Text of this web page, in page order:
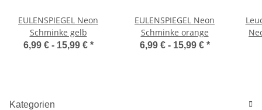
EULENSPIEGEL Neon
Schminke gelb
6,99 € - 15,99 € *
EULENSPIEGEL Neon
Schminke orange
6,99 € - 15,99 € *
Kategorien